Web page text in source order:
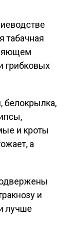
табачная
грибковых
белокрылка,
и кроты
а
и
лучше